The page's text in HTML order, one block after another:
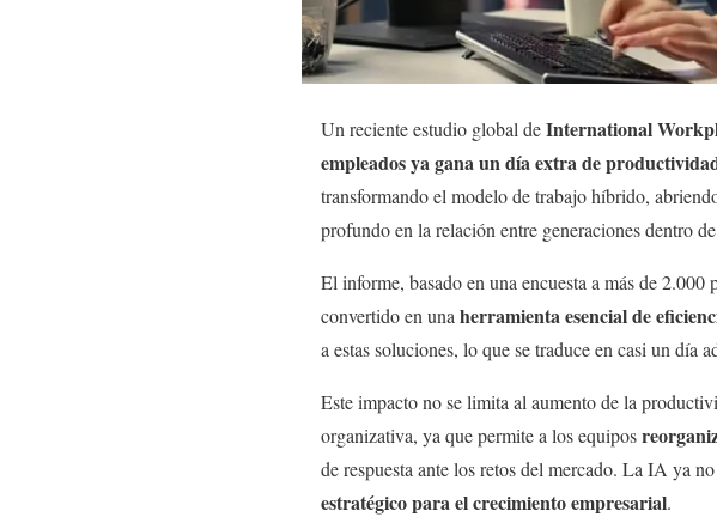
Un reciente estudio global deInternational
empleados ya gana un día extra de
transformando el modelo de trabajo híbrido,
profundo en la relación entre generaciones dentro
El informe, basado en una encuesta a más de
convertido en una herramienta esencial de
a estas soluciones, lo que se traduce en casi un día
Este impacto no se limita al aumento de la
organizativa, ya que permite a los equipos
de respuesta ante los retos del mercado. La IA ya
estratégico para el crecimiento empresarial.